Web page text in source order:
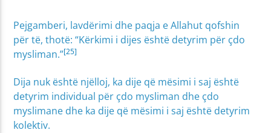
Pejgamberi, lavdërimi dhe paqja e Allahut qofshin
për të, thotë: “Kërkimi i dijes është detyrim për çdo
mysliman.”[25]
Dija nuk është njëlloj, ka dije që mësimi i saj është
detyrim individual për çdo mysliman dhe çdo
myslimane dhe ka dije që mësimi i saj është detyrim
kolektiv.